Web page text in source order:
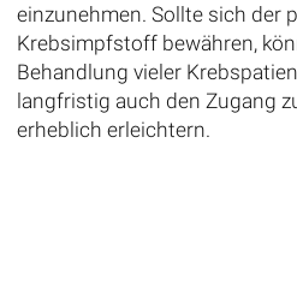
einzunehmen. Sollte sich der
Krebsimpfstoff bewähren,
Behandlung vieler
langfristig auch den Zugang
erheblich erleichtern.